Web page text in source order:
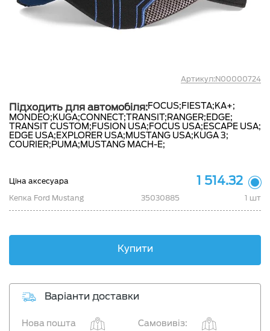
Артикул:N00000724
Підходить для автомобіля:FOCUS;FIESTA;KA+;
MONDEO;KUGA;CONNECT;TRANSIT;RANGER;EDGE;
TRANSIT CUSTOM;FUSION USA;FOCUS USA;ESCAPE USA;
EDGE USA;EXPLORER USA;MUSTANG USA;KUGA 3;
COURIER;PUMA;MUSTANG MACH-E;
Ціна аксесуара 1 514.32
Кепка Ford Mustang 35030885 1 шт
Купити
Варіанти доставки
Нова пошта
Самовивіз: